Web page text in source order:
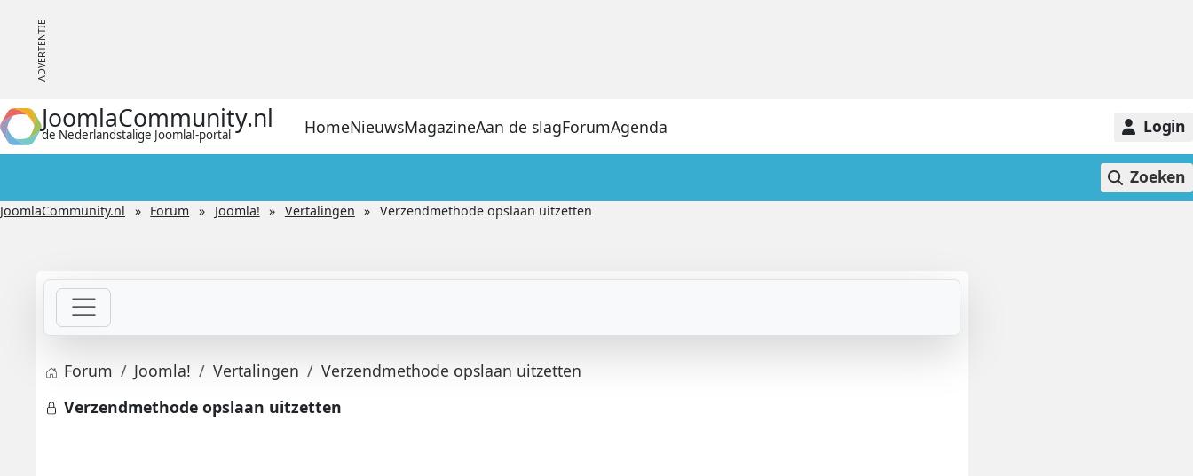
JoomlaCommunity.nl
de Nederlandstalige Joomla!-portal HomeNieuwsMagazineAan de slagForumAgenda Login
Zoeken
JoomlaCommunity.nl Forum Joomla! Vertalingen Verzendmethode opslaan uitzetten
Forum Joomla! Vertalingen
Verzendmethode opslaan uitzetten
Verzendmethode opslaan uitzetten